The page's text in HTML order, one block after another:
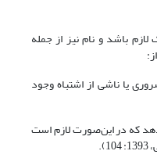
باشد و نام نیز از جمله
یا ناشی از اشتباه وجود
که در این‌صورت لازم است